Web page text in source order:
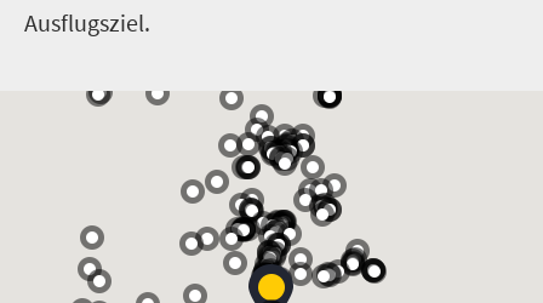
Ausflugsziel.